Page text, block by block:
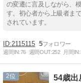
の変遷に言及しながら、
す。初心者から上級者ま
されています。
2115115 5
週間IN:76 週間OUT:252 月間IN:
2 54歳出